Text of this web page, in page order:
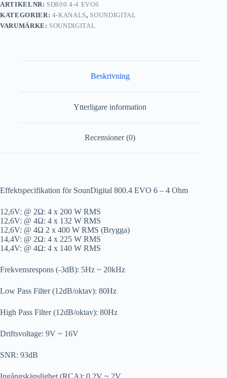
ARTIKELNR: SD800.4-4 EVO6
KATEGORIER: 4-KANALS, SOUNDIGITAL
VARUMÄRKE: SOUNDIGITAL
Beskrivning
Ytterligare information
Recensioner (0)
Effektspecifikation för SounDigital 800.4 EVO 6 – 4 Ohm
12,6V: @ 2Ω: 4 x 200 W RMS
12,6V: @ 4Ω: 4 x 132 W RMS
12,6V: @ 4Ω 2 x 400 W RMS (Brygga)
14,4V: @ 2Ω: 4 x 225 W RMS
14,4V: @ 4Ω: 4 x 140 W RMS
Frekvensrespons (-3dB): 5Hz ~ 20kHz
Low Pass Filter (12dB/oktav): 80Hz
High Pass Filter (12dB/oktav): 80Hz
Driftsvoltage: 9V ~ 16V
SNR: 93dB